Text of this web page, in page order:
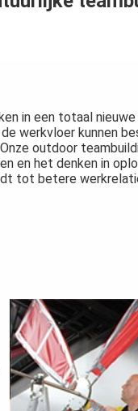
in een totaal
werkvloer kunnen
outdoor
en het denken in
tot betere